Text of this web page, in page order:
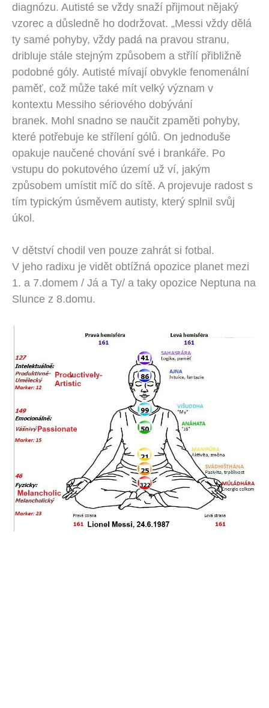
diagnózu. Autisté se vždy snaží přijmout nějaký
vzorec a důsledně ho dodržovat. „Messi vždy dělá
ty samé pohyby, vždy padá na pravou stranu,
dribluje stále stejným způsobem a střílí přibližně
podobné góly. Autisté mívají obvykle fenomenální
paměť, což může také mít velký význam v
kontextu Messiho sériového dobývání
branek. Mohl snadno se naučit zpaměti pohyby,
které potřebuje ke střílení gólů. On jednoduše
opakuje naučené chování své i brankáře. Po
vstupu do pokutového území už ví, jakým
způsobem umístit míč do sítě. A projevuje radost s
tím typickým úsměvem autisty, který splnil svůj
úkol.
V dětství chodil ven pouze zahrát si fotbal.
V jeho radixu je vidět obtížná opozice planet mezi
1. a 7.domem / Já a Ty/ a taky opozice Neptuna na
Slunce z 8.domu.